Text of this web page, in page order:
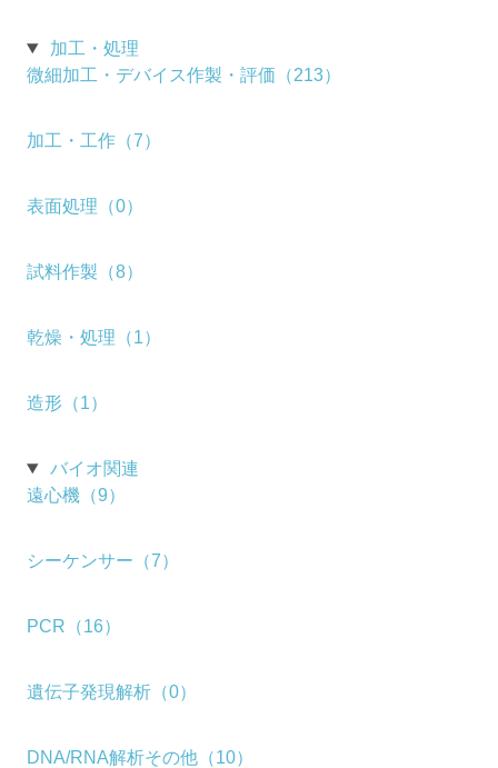
加工・処理
微細加工・デバイス作製・評価（213）
加工・工作（7）
表面処理（0）
試料作製（8）
乾燥・処理（1）
造形（1）
バイオ関連
遠心機（9）
シーケンサー（7）
PCR（16）
遺伝子発現解析（0）
DNA/RNA解析その他（10）